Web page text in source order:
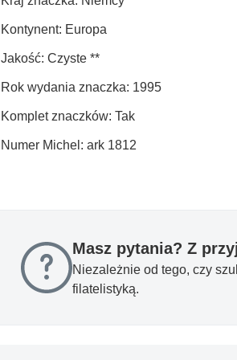
Kontynent: Europa
Jakość: Czyste **
Rok wydania znaczka: 1995
Komplet znaczków: Tak
Numer Michel: ark 1812
Masz pytania? Z
Niezależnie od tego, czy
filatelistyką.